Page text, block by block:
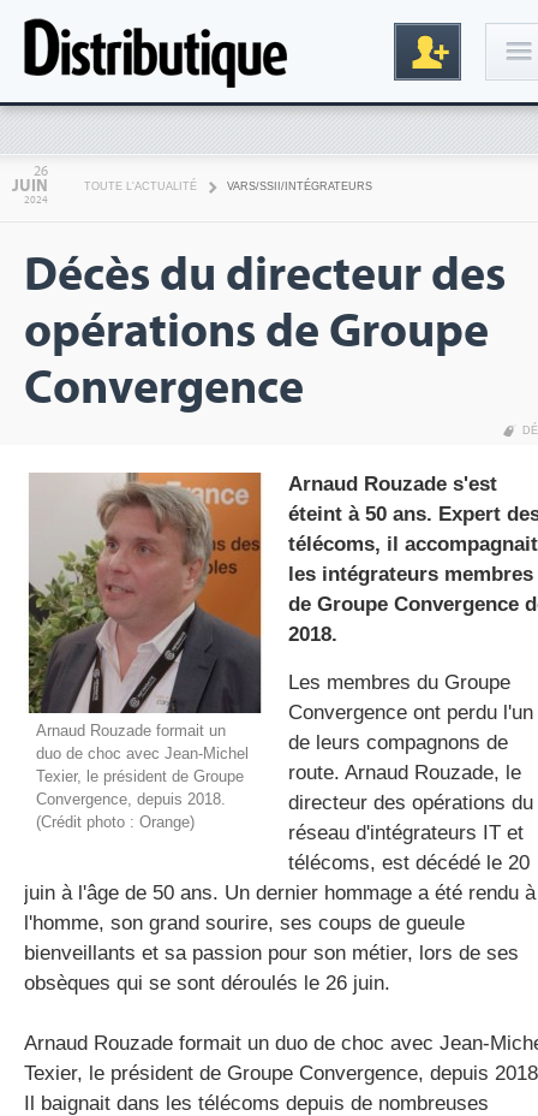
26
JUIN
2024
TOUTE L'ACTUALITÉ VARS/SSII/INTÉGRATEURS
Décès du directeur des
opérations de Groupe
Convergence
Arnaud Rouzade formait un
duo de choc avec Jean-Michel
Texier, le président de Groupe
Convergence, depuis 2018.
(Crédit photo : Orange)
Arnaud Rouzade s'est
éteint à 50 ans. Expert
télécoms, il accompagnait
les intégrateurs membres
de Groupe Convergence
2018.
Les membres du Groupe
Convergence ont perdu l'un
de leurs compagnons de
route. Arnaud Rouzade, le
directeur des opérations du
réseau d'intégrateurs IT et
télécoms, est décédé le 20
juin à l'âge de 50 ans. Un dernier hommage a été rendu à
l'homme, son grand sourire, ses coups de gueule
bienveillants et sa passion pour son métier, lors de ses
obsèques qui se sont déroulés le 26 juin.
Arnaud Rouzade formait un duo de choc avec Jean-
Texier, le président de Groupe Convergence, depuis
Il baignait dans les télécoms depuis de nombreuses